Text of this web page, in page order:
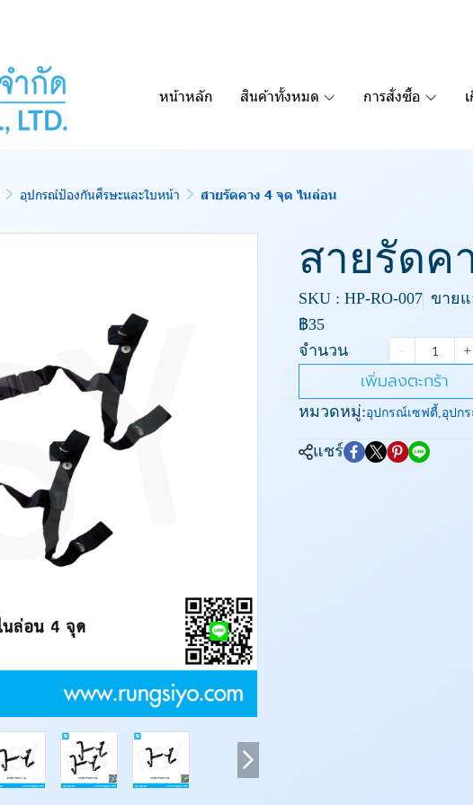
หน้าหลัก สินค้าทั้งหมด การสั่งซื้อ
อุปกรณ์ป้องกันศีรษะและใบหน้า สายรัดคาง 4 จุด ไนล่อน
สายรัดค
SKU : HP-RO-007 ขาย
฿35
จำนวน
เพิ่มลงตะกร้า
หมวดหมู่:อุปกรณ์เซฟตี้,อุปก
แชร์